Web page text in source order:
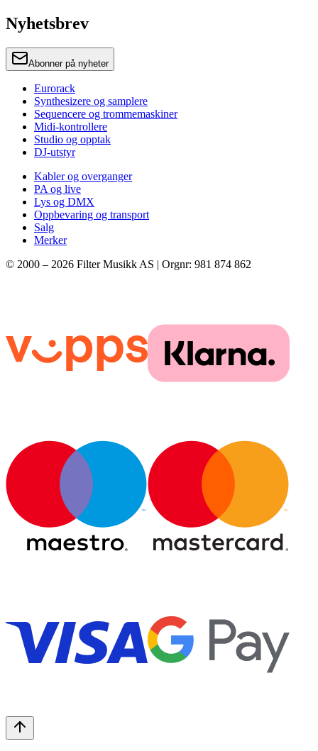
Nyhetsbrev
Abonner på nyheter
Eurorack
Synthesizere og samplere
Sequencere og trommemaskiner
Midi-kontrollere
Studio og opptak
DJ-utstyr
Kabler og overganger
PA og live
Lys og DMX
Oppbevaring og transport
Salg
Merker
© 2000 – 2026 Filter Musikk AS | Orgnr: 981 874 862